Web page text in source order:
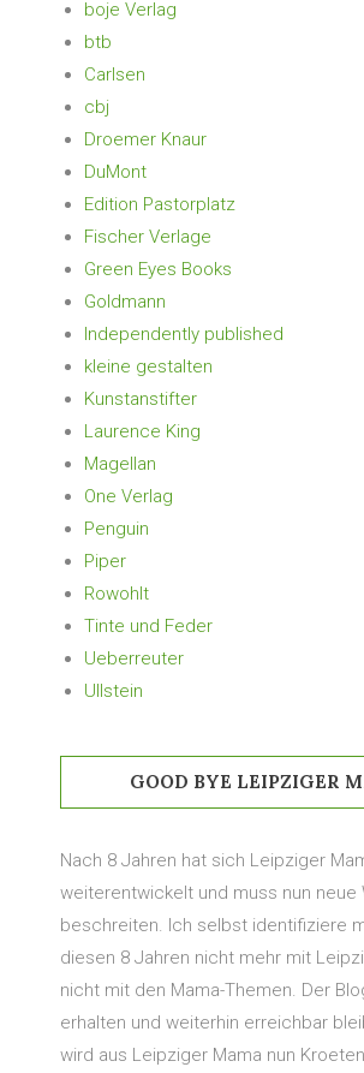
boje Verlag
btb
Carlsen
cbj
Droemer Knaur
DuMont
Edition Pastorplatz
Fischer Verlage
Green Eyes Books
Goldmann
Independently published
kleine gestalten
Kunstanstifter
Laurence King
Magellan
One Verlag
Penguin
Piper
Rowohlt
Tinte und Feder
Ueberreuter
Ullstein
GOOD BYE LEIPZIGER
Nach 8 Jahren hat sich Leipziger
weiterentwickelt und muss nun neue
beschreiten. Ich selbst identifiziere
diesen 8 Jahren nicht mehr mit
nicht mit den Mama-Themen. Der
erhalten und weiterhin erreichbar
wird aus Leipziger Mama nun